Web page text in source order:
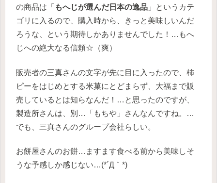
の商品は「 もへじが選んだ日本の逸品 」というカテ
ゴリに入るので、購入時から、きっと美味しいんだ
ろうな、という期待しかありませんでした！…もへ
じへの絶大なる信頼☆（爽）
販売者の三真さんの文字が先に目に入ったので、柿
ピーをはじめとする米菓にとどまらず、大福まで販
売しているとは知らなんだ！…と思ったのですが、
製造所さんは、別…「もちや」さんなんですね。…
でも、三真さんのグループ会社らしい。
お餅屋さんのお餅…ますます食べる前から美味しそ
うな予感しか感じない…(*´Д｀*)